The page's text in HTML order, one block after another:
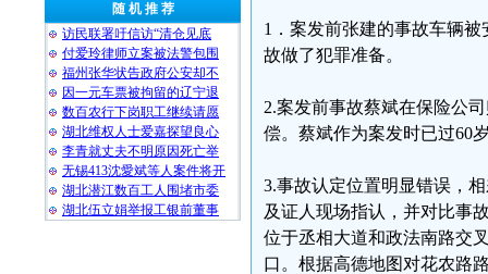
随 机 推 荐
访民联署吁信访“清仓见底
付爱玲律师立案被法警包围
福州张华状告政府公安却不
因一元车票被拘留的辽宁退
数百农行下岗职工继续请愿
湖北维权人士爱嘉探望良心
李青就丈夫不明原因死亡举
无锡413沈愛斌等人案件将开
湖北潜江数百工人围堵市委
湖北伍立娟举报工银前董事
1．案发前张建的事故车辆
故做了犯罪准备。
2.案发前事故蔡斌在保险公
偿。蔡斌作为案发时已过60
3.事故认定位置明显错误，
及证人现场指认，并对比事
位于丞相大道和政法南路交
口。根据高德地图对花农路